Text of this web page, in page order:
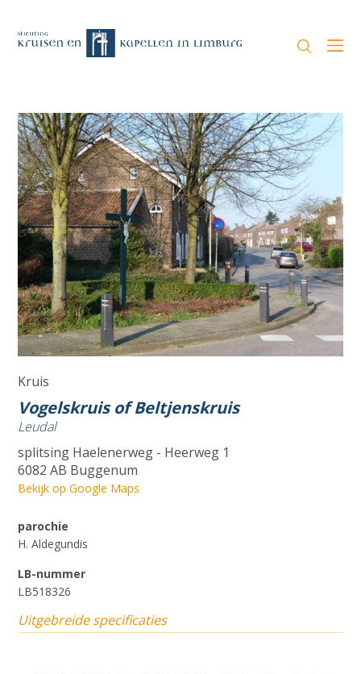
Kruis
Vogelskruis of Beltjenskruis
Leudal
splitsing Haelenerweg - Heerweg 1
6082 AB Buggenum
Bekijk op Google Maps
parochie
H. Aldegundis
LB-nummer
LB518326
Uitgebreide specificaties